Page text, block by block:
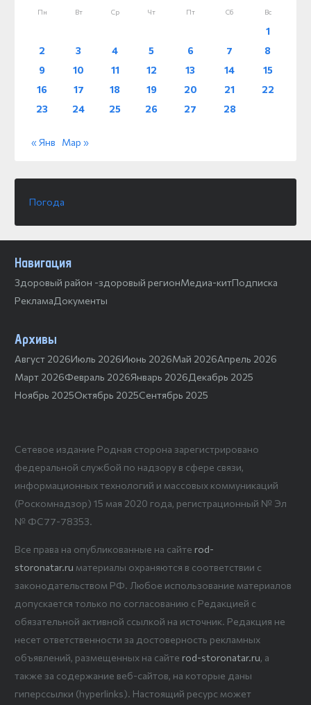
Пн Вт Ср Чт Пт Сб Вс
1
2
3 4 5 6 7
8
9
10 11 12 13 14
15
16
17 18 19 20 21
22
23
24 25 26 27 28
« Янв Мар »
Погода
Навигация
Здоровый район -здоровый регионМедиа-китПодписка
РекламаДокументы
Архивы
Август 2026Июль 2026Июнь 2026Май 2026Апрель 2026
Март 2026Февраль 2026Январь 2026Декабрь 2025
Ноябрь 2025Октябрь 2025Сентябрь 2025
Сетевое издание Родная сторона зарегистрировано
федеральной службой по надзору в сфере связи,
информационных технологий и массовых коммуникаций
(Роскомнадзор) 15 мая 2020 года, регистрационный № Эл
№ ФС77-78353.
Все права на опубликованные на сайте rod-
storonatar.ru материалы охраняются в соответствии с
законодательством РФ. Любое использование материалов
допускается только по согласованию с Редакцией с
обязательной активной ссылкой на источник. Редакция не
несет ответственности за достоверность рекламных
объявлений, размещенных на сайте rod-storonatar.ru, а
также за содержание веб-сайтов, на которые даны
гиперссылки (hyperlinks). Настоящий ресурс может